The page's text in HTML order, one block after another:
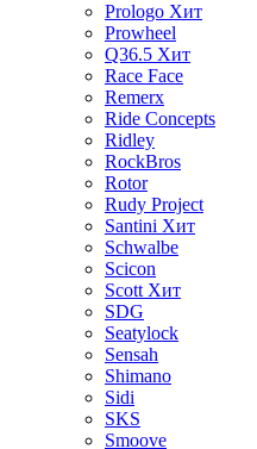
Prologo Хит
Prowheel
Q36.5 Хит
Race Face
Remerx
Ride Concepts
Ridley
RockBros
Rotor
Rudy Project
Santini Хит
Schwalbe
Scicon
Scott Хит
SDG
Seatylock
Sensah
Shimano
Sidi
SKS
Smoove